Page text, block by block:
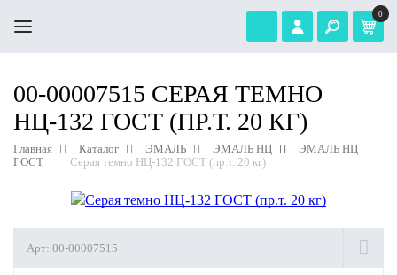
0
00-00007515 СЕРАЯ ТЕМНО
НЦ-132 ГОСТ (ПР.Т. 20 КГ)
Главная Каталог ЭМАЛЬ ЭМАЛЬ НЦ
ЭМАЛЬ НЦ
ГОСТ
Серая темно НЦ-132 ГОСТ (пр.т. 20 кг)
Арт: 00-00007515